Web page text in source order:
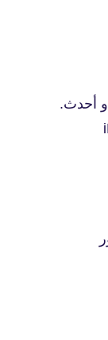
التوافق: يتطلب نظام تشغيل iOS 10.0 أو أحدث.